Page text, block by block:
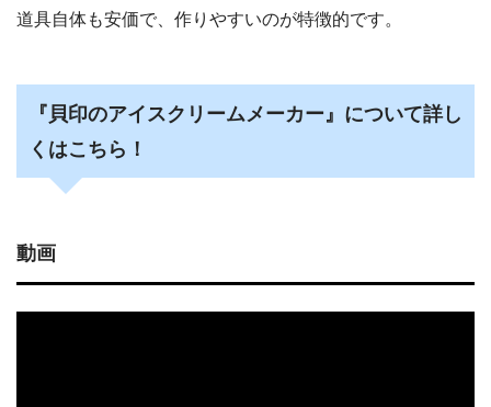
道具自体も安価で、作りやすいのが特徴的です。
『貝印のアイスクリームメーカー』について詳し
くはこちら！
動画